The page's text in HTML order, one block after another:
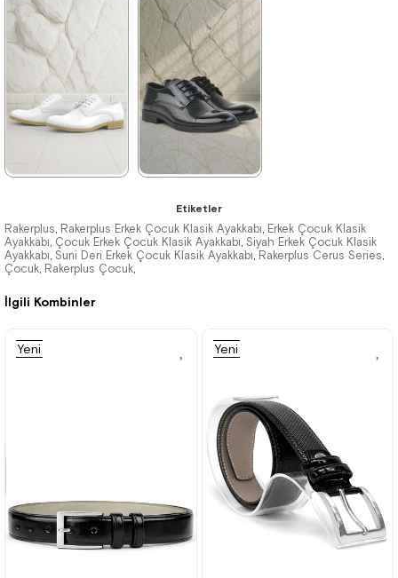
★ ★ ★
1.129,90 ₺
1.929,90 ₺
%41İndirim
Ücretsiz
Kargo
★ ★ ★ ★ ★
1.199,90 ₺
2.049,90 ₺
%41İndirim
Ücretsiz
Kargo
1.369,90 ₺
2.349,90 ₺
Ürün
★ ★ ★
1.369,90 ₺
2.349,90 ₺
İlgili Kombinler
Yeni
Yeni
Etiketler
Rakerplus, Rakerplus Erkek Çocuk Klasik Ayakkabı, Erkek Çocuk Klasik
Ayakkabı, Çocuk Erkek Çocuk Klasik Ayakkabı, Siyah Erkek Çocuk Klasik
Ayakkabı, Suni Deri Erkek Çocuk Klasik Ayakkabı, Rakerplus Cerus Series,
Çocuk, Rakerplus Çocuk,